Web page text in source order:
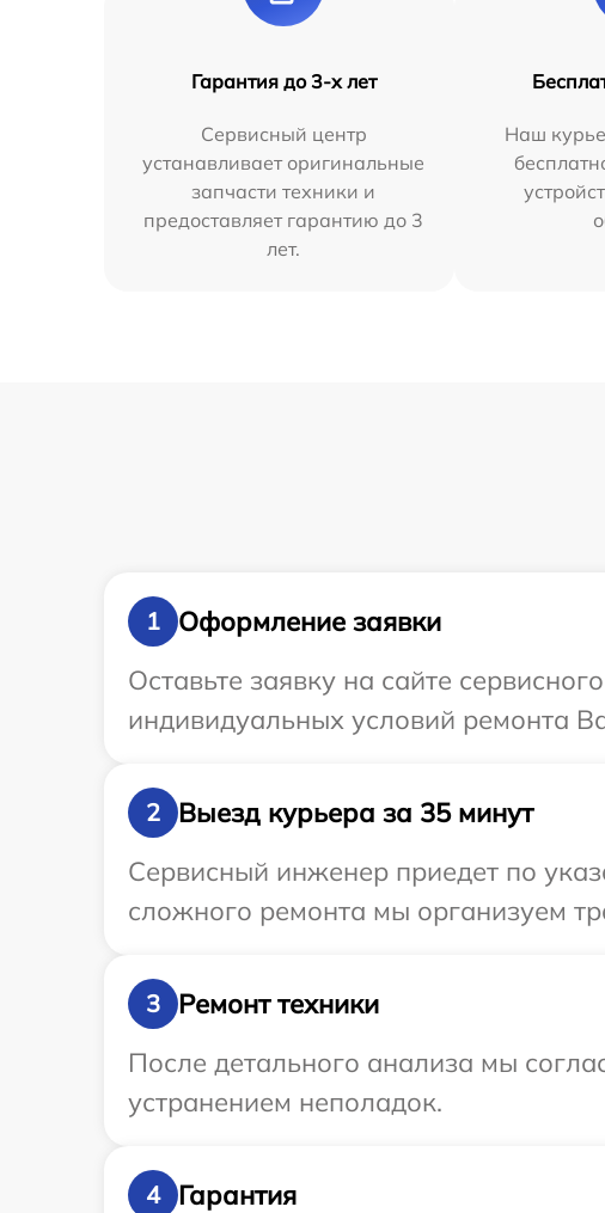
Гарантия до 3-х лет
Сервисный центр
устанавливает оригинальные
запчасти техники и
предоставляет гарантию до 3
лет.
Наш
1
Оформление заявки
Оставьте заявку на сайте
индивидуальных условий ремонта
2
Выезд курьера за 35 минут
Сервисный инженер приедет по
сложного ремонта мы организуем
3
Ремонт техники
После детального анализа мы
устранением неполадок.
4
Гарантия